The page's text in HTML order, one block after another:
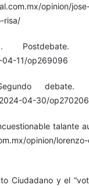
opinion/
risa/
11/op269096
debate.
04-30/op270206
talante
opinion/lorenzo-
Ciudadano y el